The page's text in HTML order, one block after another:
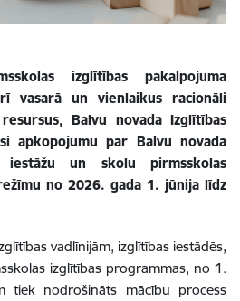
izglītības pakalpojuma
vasarā un vienlaikus racionāli
Balvu novada Izglītības
apkopojumu par Balvu novada
iestāžu un skolu pirmsskolas
no 2026. gada 1. jūnija līdz
vadlīnijām, izglītības iestādēs,
izglītības programmas, no 1.
tiek nodrošināts mācību process